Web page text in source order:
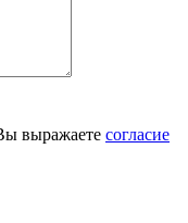
выражаете согласие